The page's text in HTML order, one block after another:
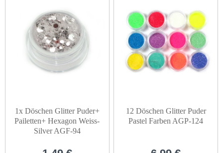
1x Döschen Glitter Puder+
Pailetten+ Hexagon Weiss-
Silver AGF-94
12 Döschen Glitter Puder
Pastel Farben AGP-124